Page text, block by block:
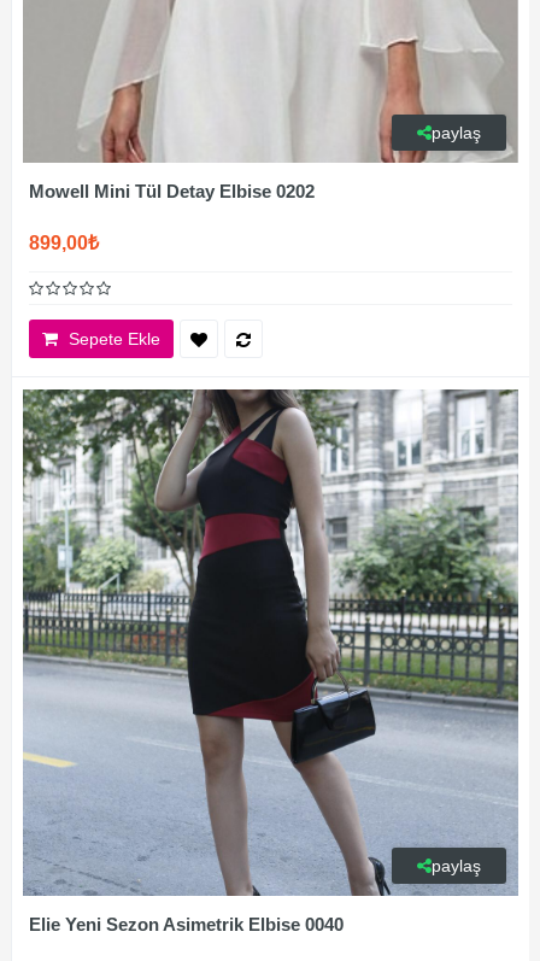
paylaş
Mowell Mini Tül Detay Elbise 0202
899,00₺
Sepete Ekle
paylaş
Elie Yeni Sezon Asimetrik Elbise 0040